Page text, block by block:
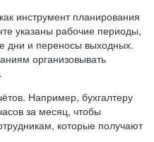
инструмент планирования
указаны рабочие периоды,
дни и переносы выходных.
организовывать
Например, бухгалтеру
за месяц, чтобы
которые получают